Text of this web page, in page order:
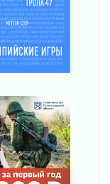
пока не
за год
рождения
взрослых